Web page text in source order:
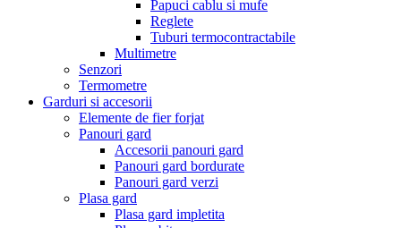
Papuci cablu si mufe
Reglete
Tuburi termocontractabile
Multimetre
Senzori
Termometre
Garduri si accesorii
Elemente de fier forjat
Panouri gard
Accesorii panouri gard
Panouri gard bordurate
Panouri gard verzi
Plasa gard
Plasa gard impletita